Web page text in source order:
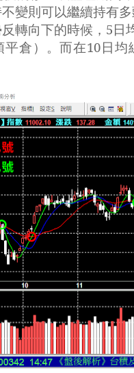
變則可以繼續持有多
轉向下的時候， 5日
平倉）。而在10日均